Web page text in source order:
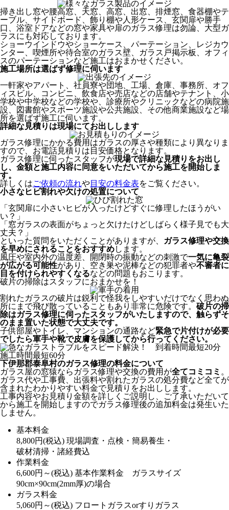
掃き出し窓や腰高窓、天窓、高窓、出窓、排煙窓、食器棚やテ
ーブル、サイドボード、飾り棚や人形ケース、玄関扉や勝手
口、浴室ドアなどの窓や家具や扉のガラス修理は勿論、大型ガ
ラスにも対応しております。
ショーウインドウやショーケース、パーテーション、レジカウ
ンター、喫煙所や待合室のガラス壁、ガラス戸掲示板、オフィ
スのパーテーションなど施工はおまかせください。
施工場所は選ばず修理に伺います
一軒家やアパート、社員寮や団地、工場、倉庫、事務所、オフ
ィスビル、コンビニ、飲食店や売店などの店舗やテナント、小
学校や中学校などの学校や、診療所やクリニックなどの病院施
設、図書館やスポーツ施設や公共施設、その他商業施設など場
所を選ばず施工に伺います。
詳細な見積りは現場にてお出しします
ガラス修理にかかる費用はガラスの厚さや種類により異なりま
すので、お電話見積りは目安価格となります。
ガラス修理に伺ったスタッフが現場で詳細な見積りをお出し
し、 金額と施工内容に同意をいただいてから施工を開始しま
す。
詳しくはご依頼の流れや目安の料金表をご覧ください。
小さなヒビ割れや欠けの処置について
「玄関扉に小さいヒビが入ったけどすぐに修理したほうがい
い？」
「窓ガラスの表面がちょっと欠けたけどしばらく様子見でも大
丈夫？」
といった質問をいただくことがありますが、
ガラス修理や交換
を早めにされることをおすすめします。
風圧や室内外の温度差、開閉時の振動などの刺激で一気に亀裂
が広がる可能性があり、空き巣や泥棒などの犯罪者や不審者に
目を付けられやすくなるなどの問題もおこります。
破片の掃除はスタッフにおまかせを！
割れたガラスの破片は鋭利で怪我をしやすいだけでなく思わぬ
所にまで飛び散っていることもあり非常に危険です。 破片の掃
除はガラス修理に伺ったスタッフがいたしますので、触らずそ
のまま置いた状態で大丈夫です。
子供部屋やトイレ、マンションの通路など緊急で片付けが必要
でしたら軍手や靴で皮膚を保護してから行ってください。
下伊那郡泰阜村のガラス修理の料金について
ガラス屋の窓猿ならガラス修理や交換の費用が全てコミコミ 。
ガラス代や工事費、出張料や割れたガラスの処分費など全てが
含まれたわかりやすい料金で見積りをお出しします。
工事内容やお見積り金額を詳しくご説明し、ご了承いただいて
から施工を開始しますのでガラス修理後の追加料金は発生いた
しません。
基本料金
8,800円(税込) 現場調査・点検・簡易養生・
破材清掃・諸経費込
作業料金
6,600円～(税込) 基本作業料金 ガラスサイズ
90cm×90cm(2mm厚)の場合
ガラス料金
5,060円～(税込) フロートガラスorすりガラス